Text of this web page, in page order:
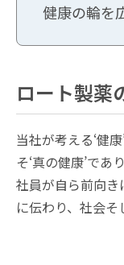
健康の輪を
ロート製薬
当社が考える‘健
そ‘真の健康’であ
社員が自ら前向
に伝わり、社会そ